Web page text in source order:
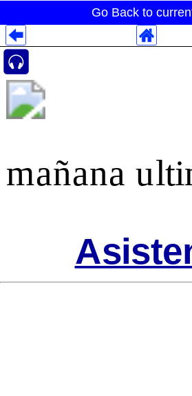
Go Back to
mañana
Despliegues Analytics
Despliegues Totales
Despliegues por Rubros